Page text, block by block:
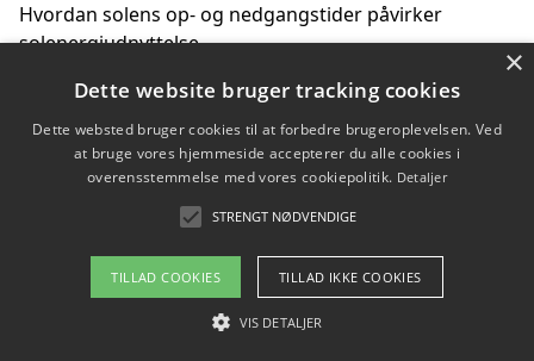
Hvordan solens op- og nedgangstider påvirker
solenergiudnyttelse
Hvordan du får svar på energispørgsmål om
vedvarende energikilder
Om / kontakt
Blog Betingelser
×
Dette website bruger tracking cookies
Dette websted bruger cookies til at forbedre brugeroplevelsen. Ved
at bruge vores hjemmeside accepterer du alle cookies i
overensstemmelse med vores cookiepolitik. Detaljer
STRENGT NØDVENDIGE
TILLAD COOKIES TILLAD IKKE COOKIES
VIS DETALJER